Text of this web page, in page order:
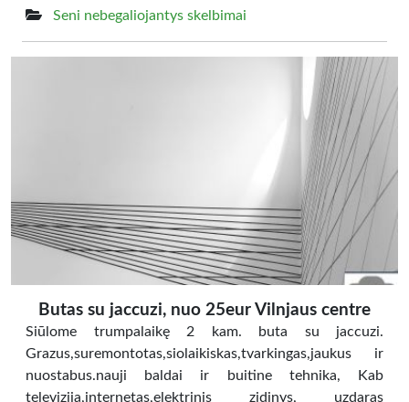
Seni nebegaliojantys skelbimai
Butas su jaccuzi, nuo 25eur Vilnjaus centre
Siūlome trumpalaikę 2 kam. buta su jaccuzi.
Grazus,suremontotas,siolaikiskas,tvarkingas,jaukus ir
nuostabus.nauji baldai ir buitine tehnika, Kab
televizija,internetas,elektrinis zidinys, uzdaras